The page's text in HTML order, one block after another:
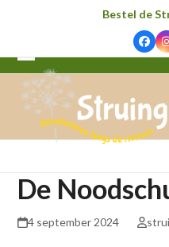
Bestel de
Open
mobile
menu
Close
mobile
menu
De
4 september 2024